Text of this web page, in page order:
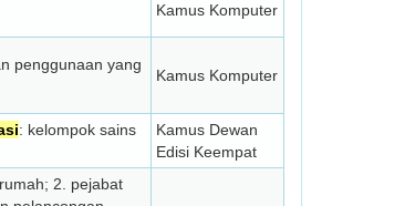
Kamus Komputer
penggunaan yang
Kamus Komputer
: kelompok sains
Kamus Dewan
Edisi Keempat
2. pejabat